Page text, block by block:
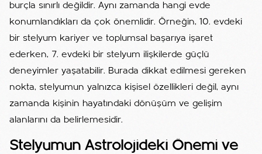
burçla sınırlı değildir. Aynı zamanda hangi evde
konumlandıkları da çok önemlidir. Örneğin, 10. evdeki
bir stelyum kariyer ve toplumsal başarıya işaret
ederken, 7. evdeki bir stelyum ilişkilerde güçlü
deneyimler yaşatabilir. Burada dikkat edilmesi gereken
nokta, stelyumun yalnızca kişisel özellikleri değil, aynı
zamanda kişinin hayatındaki dönüşüm ve gelişim
alanlarını da belirlemesidir.
Stelyumun Astrolojideki Önemi ve